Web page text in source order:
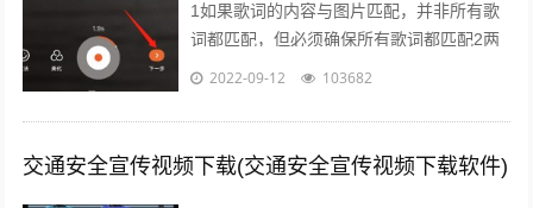
1如果歌词的内容与图片匹配，并非所有歌
词都匹配，但必须确保所有歌词都匹配2两
句歌词之间歌词与前中尾节奏变化点等，应
2022-09-12 103682
交通安全宣传视频下载(交通安全宣传视频下载软件)